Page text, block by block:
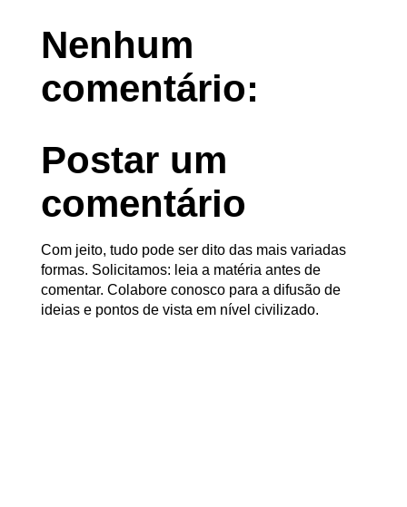
Nenhum
comentário:
Postar um
comentário
Com jeito, tudo pode ser dito das mais variadas
formas. Solicitamos: leia a matéria antes de
comentar. Colabore conosco para a difusão de
ideias e pontos de vista em nível civilizado.